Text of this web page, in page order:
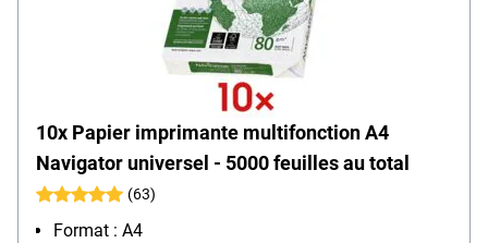
10x Papier imprimante multifonction A4
Navigator universel - 5000 feuilles au total
(63)
Format : A4